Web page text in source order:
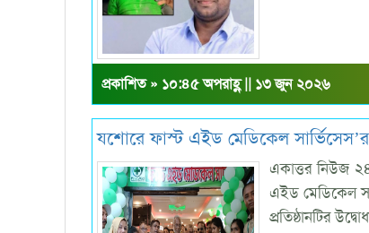
প্রকাশিত » ১০:৪৫ অপরাহ্ণ || ১৩ জুন ২০২৬
যশোরে ফাস্ট এইড মেডিকেল
একাত্তর নিউজ
এইড মেডিকেল
প্রতিষ্ঠানটির